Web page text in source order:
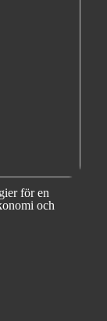
för en
och